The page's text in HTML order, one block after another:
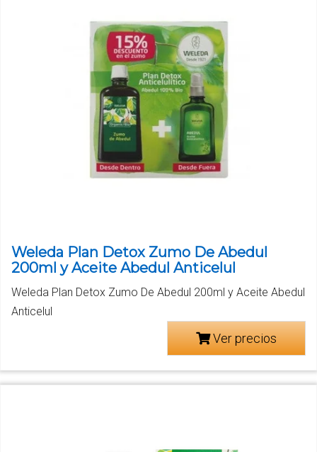
Weleda Plan Detox Zumo De Abedul
200ml y Aceite Abedul Anticelul
Weleda Plan Detox Zumo De Abedul 200ml y Aceite Abedul
Anticelul
Ver precios